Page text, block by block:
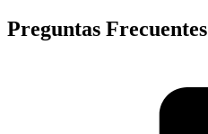
Preguntas Frecuentes